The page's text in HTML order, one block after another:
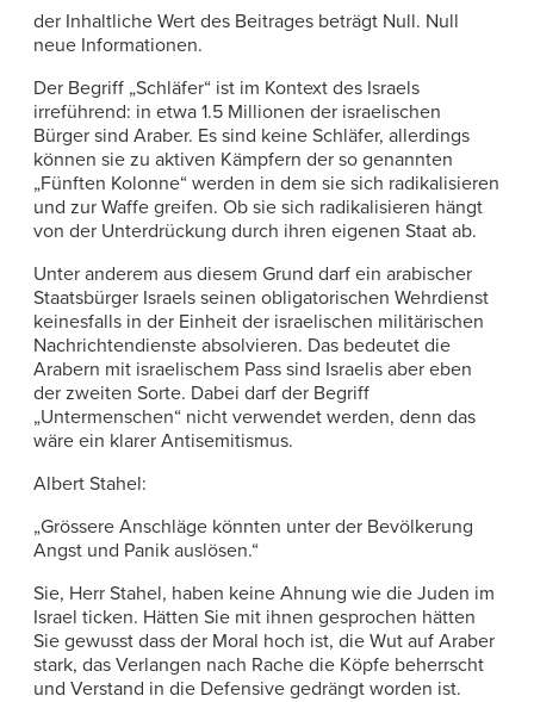
der Inhaltliche Wert des Beitrages beträgt Null. Null
neue Informationen.
Der Begriff „Schläfer“ ist im Kontext des Israels
irreführend: in etwa 1.5 Millionen der israelischen
Bürger sind Araber. Es sind keine Schläfer, allerdings
können sie zu aktiven Kämpfern der so genannten
„Fünften Kolonne“ werden in dem sie sich radikalisieren
und zur Waffe greifen. Ob sie sich radikalisieren hängt
von der Unterdrückung durch ihren eigenen Staat ab.
Unter anderem aus diesem Grund darf ein arabischer
Staatsbürger Israels seinen obligatorischen Wehrdienst
keinesfalls in der Einheit der israelischen militärischen
Nachrichtendienste absolvieren. Das bedeutet die
Arabern mit israelischem Pass sind Israelis aber eben
der zweiten Sorte. Dabei darf der Begriff
„Untermenschen“ nicht verwendet werden, denn das
wäre ein klarer Antisemitismus.
Albert Stahel:
„Grössere Anschläge könnten unter der Bevölkerung
Angst und Panik auslösen.“
Sie, Herr Stahel, haben keine Ahnung wie die Juden im
Israel ticken. Hätten Sie mit ihnen gesprochen hätten
Sie gewusst dass der Moral hoch ist, die Wut auf Araber
stark, das Verlangen nach Rache die Köpfe beherrscht
und Verstand in die Defensive gedrängt worden ist.